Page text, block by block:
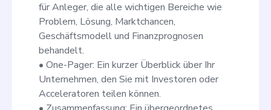
für Anleger, die alle wichtigen Bereiche wie
Problem, Lösung, Marktchancen,
Geschäftsmodell und Finanzprognosen
behandelt.
• One-Pager: Ein kurzer Überblick über Ihr
Unternehmen, den Sie mit Investoren oder
Acceleratoren teilen können.